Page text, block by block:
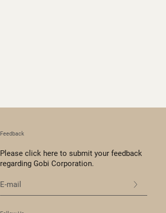
Feedback
Please click here to submit your feedback
regarding Gobi Corporation.